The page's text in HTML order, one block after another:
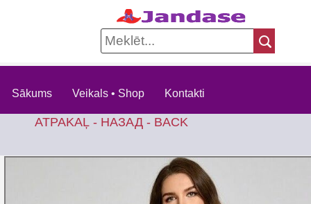
Sākums Veikals • Shop Kontakti
ATPAKAĻ - НАЗАД - BACK